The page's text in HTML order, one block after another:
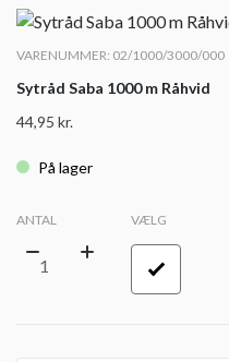
VARENUMMER: 02/1000/3000/000
Sytråd Saba 1000 m Råhvid
44,95 kr.
På lager
ANTAL VÆLG